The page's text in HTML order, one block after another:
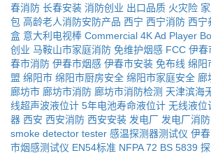
春消防 长春安装 消防创业 出口品质 火灾险
包 高龄老人消防安防产品 西宁 西宁消防 西宁
盒 意大利电视棒 Commercial 4K Ad Player
创业 马鞍山市家庭消防 免维护烟感 FCC 伊春
春市消防 伊春市烟感 伊春市安装 免布线 绵阳
盟 绵阳市 绵阳市厨房安全 绵阳市家庭安全 廊
廊坊市 廊坊市消防 廊坊市消防检测 天津滨海
线超声波液位计 5年电池寿命液位计 无线液位
器 西安 西安消防 西安安装 发电厂 发电厂消防
smoke detector tester 感温探测器测试仪 伊
市烟感测试仪 EN54标准 NFPA 72 BS 5839